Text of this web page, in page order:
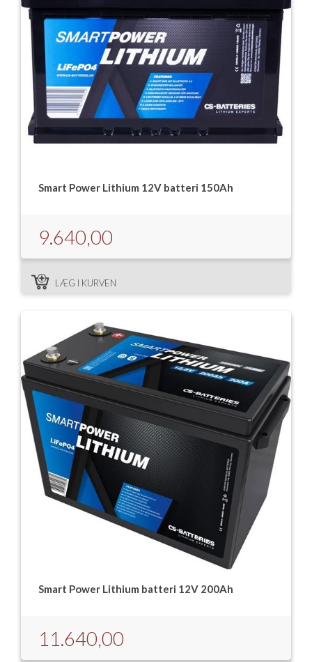
Smart Power Lithium 12V batteri 150Ah
9.640,00
LÆG I KURVEN
Smart Power Lithium batteri 12V 200Ah
11.640,00